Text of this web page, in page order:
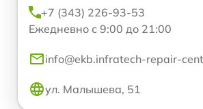
+7 (343) 226-93-53
Ежедневно с 9:00 до 21:00
info@ekb.infratech-repair-
ул. Малышева, 51